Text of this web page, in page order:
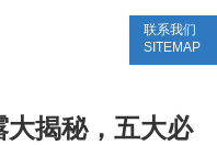
联系我们
SITEMAP
揭秘，五大必